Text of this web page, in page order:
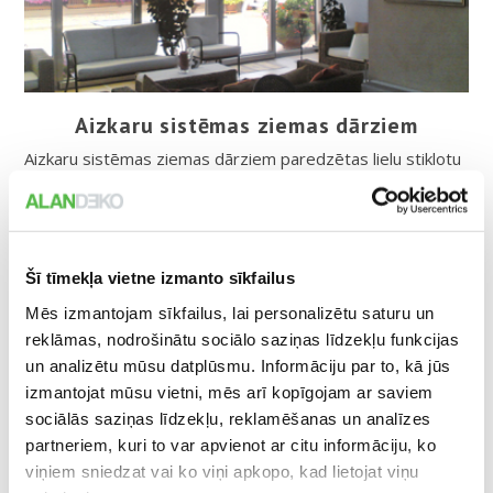
Šī tīmekļa vietne izmanto sīkfailus
Mēs izmantojam sīkfailus, lai personalizētu saturu un
reklāmas, nodrošinātu sociālo saziņas līdzekļu funkcijas
un analizētu mūsu datplūsmu. Informāciju par to, kā jūs
izmantojat mūsu vietni, mēs arī kopīgojam ar saviem
sociālās saziņas līdzekļu, reklamēšanas un analīzes
partneriem, kuri to var apvienot ar citu informāciju, ko
viņiem sniedzat vai ko viņi apkopo, kad lietojat viņu
Aizkaru sistēmas ziemas dārziem
Aizkaru sistēmas ziemas dārziem paredzētas lielu stiklotu
konstrukciju, slīpu vai horizontālu logu un jumta plakņu
nosegšanai.